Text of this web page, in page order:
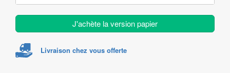
J'achète la version papier
Livraison chez vous offerte